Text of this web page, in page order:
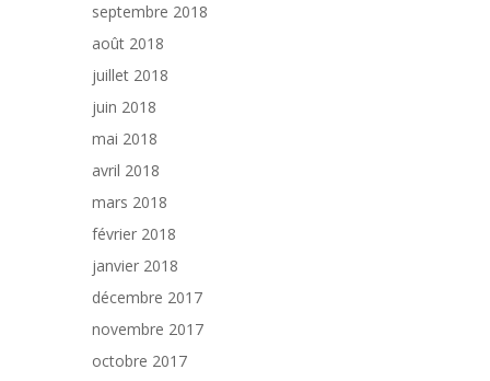
septembre 2018
août 2018
juillet 2018
juin 2018
mai 2018
avril 2018
mars 2018
février 2018
janvier 2018
décembre 2017
novembre 2017
octobre 2017